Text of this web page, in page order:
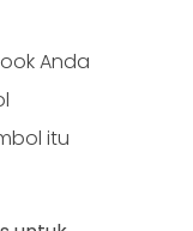
Anda
itu